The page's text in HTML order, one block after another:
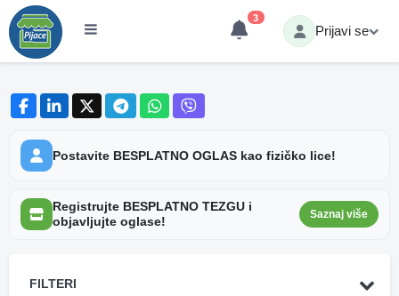
3
Prijavi se
Postavite BESPLATNO OGLAS kao fizičko lice!
Registrujte BESPLATNO TEZGU i
objavljujte oglase!
Saznaj više
FILTERI